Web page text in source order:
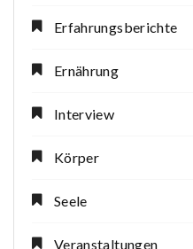
Erfahrungsberichte
Ernährung
Interview
Körper
Seele
Veranstaltungen